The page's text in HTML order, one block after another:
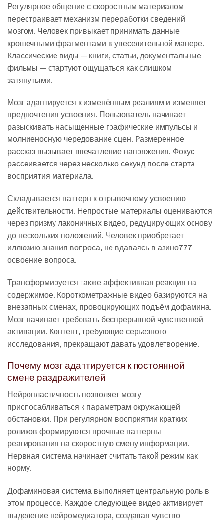
Регулярное общение с скоростным материалом
перестраивает механизм переработки сведений
мозгом. Человек привыкает принимать данные
крошечными фрагментами в увеселительной манере.
Классические виды — книги, статьи, документальные
фильмы — стартуют ощущаться как слишком
затянутыми.
Мозг адаптируется к изменённым реалиям и изменяет
предпочтения усвоения. Пользователь начинает
разыскивать насыщенные графические импульсы и
молниеносную чередование сцен. Размеренное
рассказ вызывает впечатление напряжения. Фокус
рассеивается через несколько секунд после старта
восприятия материала.
Складывается паттерн к отрывочному усвоению
действительности. Непростые материалы оцениваются
через призму лаконичных видео, редуцирующих основу
до нескольких положений. Человек приобретает
иллюзию знания вопроса, не вдаваясь в азино777
освоение вопроса.
Трансформируется также аффективная реакция на
содержимое. Короткометражные видео базируются на
внезапных сменах, провоцирующих подъём дофамина.
Мозг начинает требовать беспрерывной чувственной
активации. Контент, требующие серьёзного
исследования, прекращают давать удовлетворение.
Почему мозг адаптируется к постоянной
смене раздражителей
Нейропластичность позволяет мозгу
приспосабливаться к параметрам окружающей
обстановки. При регулярном восприятии кратких
роликов формируются прочные паттерны
реагирования на скоростную смену информации.
Нервная система начинает считать такой режим как
норму.
Дофаминовая система выполняет центральную роль в
этом процессе. Каждое следующее видео активирует
выделение нейромедиатора, создавая чувство